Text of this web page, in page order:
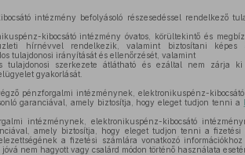
intézmény befolyásoló részesedéssel rendelkező
kibocsátó intézmény óvatos, körültekintő és
hírnévvel rendelkezik, valamint biztosítani képes
tulajdonosi irányítását és ellenőrzését, valamint
tulajdonosi szerkezete átlátható és ezáltal nem zárja ki
gyakorlását.
pénzforgalmi intézménynek, elektronikuspénz-
garanciával, amely biztosítja, hogy eleget tudjon tenni a
intézménynek, elektronikuspénz-kibocsátó
amely biztosítja, hogy eleget tudjon tenni a fizetési
a fizetési számlára vonatkozó
nem hagyott vagy csalárd módon történő használata